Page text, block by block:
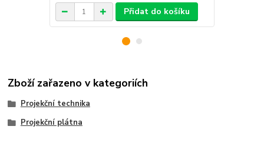
Přidat do košíku
Zboží zařazeno v kategoriích
Projekční technika
Projekční plátna